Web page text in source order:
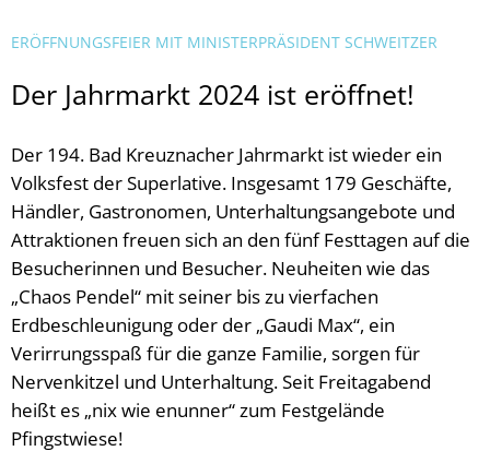
ERÖFFNUNGSFEIER MIT MINISTERPRÄSIDENT SCHWEITZER
Der Jahrmarkt 2024 ist eröffnet!
Der 194. Bad Kreuznacher Jahrmarkt ist wieder ein
Volksfest der Superlative. Insgesamt 179 Geschäfte,
Händler, Gastronomen, Unterhaltungsangebote und
Attraktionen freuen sich an den fünf Festtagen auf die
Besucherinnen und Besucher. Neuheiten wie das
„Chaos Pendel“ mit seiner bis zu vierfachen
Erdbeschleunigung oder der „Gaudi Max“, ein
Verirrungsspaß für die ganze Familie, sorgen für
Nervenkitzel und Unterhaltung. Seit Freitagabend
heißt es „nix wie enunner“ zum Festgelände
Pfingstwiese!